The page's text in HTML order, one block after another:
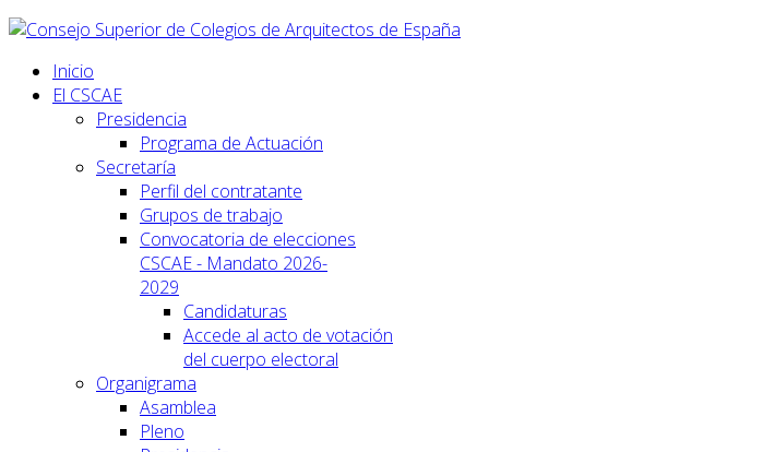
Inicio
El CSCAE
Presidencia
Programa de Actuación
Secretaría
Perfil del contratante
Grupos de trabajo
Convocatoria de elecciones
CSCAE - Mandato 2026-
2029
Candidaturas
Accede al acto de votación
del cuerpo electoral
Organigrama
Asamblea
Pleno